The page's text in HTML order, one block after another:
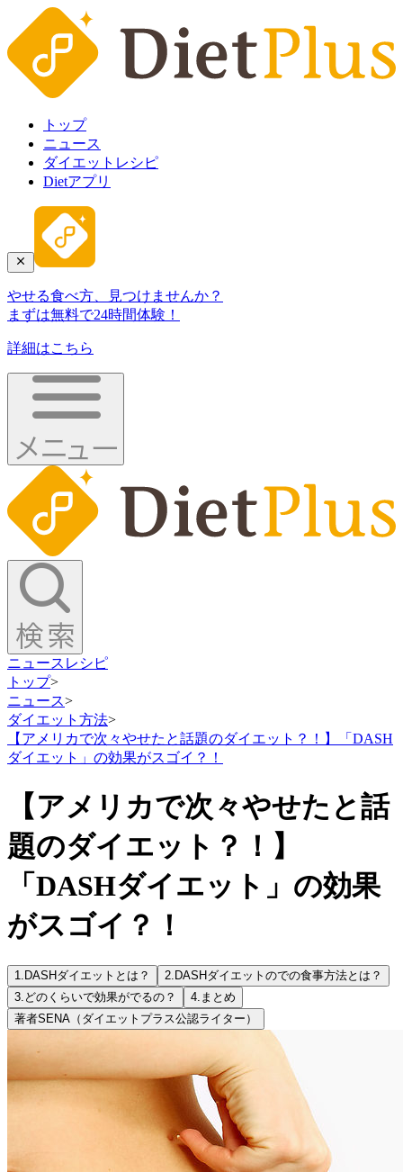
トップ
ニュース
ダイエットレシピ
Dietアプリ
やせる食べ方、見つけませんか？
まずは無料で24時間体験！
詳細はこちら
ニュース レシピ
トップ>
ニュース>
ダイエット方法>
【アメリカで次々やせたと話題のダイエット？！】「DASH
ダイエット」の効果がスゴイ？！
【アメリカで次々やせたと話
題のダイエット？！】
「DASHダイエット」の効果
がスゴイ？！
1. DASHダイエットとは？ 2. DASHダイエットのでの食事方法とは？
3. どのくらいで効果がでるの？ 4. まとめ
著者SENA（ダイエットプラス公認ライター）